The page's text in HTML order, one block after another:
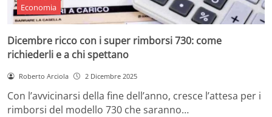
Economia
Dicembre ricco con i super rimborsi 730: come
richiederli e a chi spettano
Roberto Arciola 2 Dicembre 2025
Con l’avvicinarsi della fine dell’anno, cresce l’attesa per i
rimborsi del modello 730 che saranno…